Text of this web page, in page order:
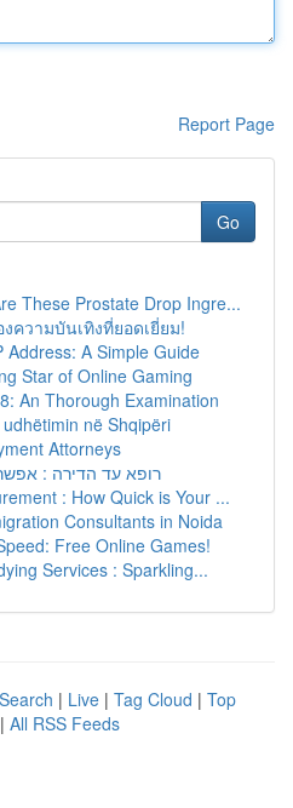
Report Page
Go
These Prostate Drop Ingre...
วามบันเทิงที่ยอดเยี่ยม!
Address: A Simple Guide
Star of Online Gaming
An Thorough Examination
në Shqipëri
Attorneys
רופא עד הדירה :
: How Quick is Your ...
Consultants in Noida
Free Online Games!
Services : Sparkling...
| Live | Tag Cloud | Top
| All RSS Feeds